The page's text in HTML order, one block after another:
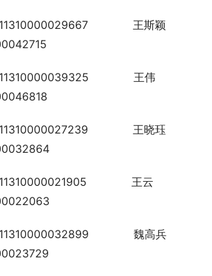
王斯颖
王伟
王晓珏
王云
魏高兵